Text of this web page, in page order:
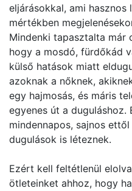
eljárásokkal, ami hasznos
mértékben
Mindenki tapasztalta már
hogy a mosdó, fürdőkád
külső hatások miatt
azoknak a nőknek,
egy hajmosás, és máris
egyenes út a duguláshoz.
mindennapos, sajnos
dugulások is léteznek.
Ezért kell feltétlenül
ötleteinket ahhoz, hogy